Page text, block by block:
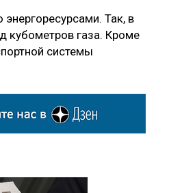
Так, в
кубометров газа. Кроме
системы